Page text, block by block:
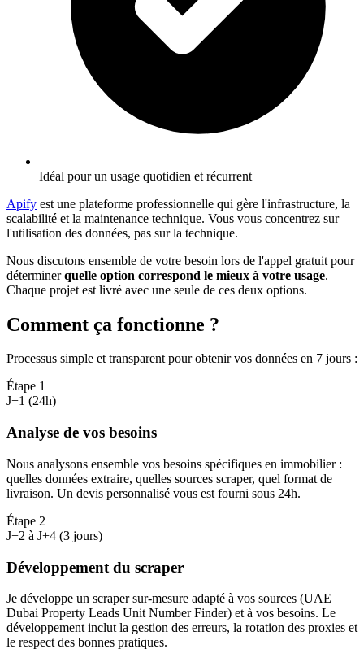
Idéal pour un usage quotidien et récurrent
Apify est une plateforme professionnelle qui gère l'infrastructure, la
scalabilité et la maintenance technique. Vous vous concentrez sur
l'utilisation des données, pas sur la technique.
Nous discutons ensemble de votre besoin lors de l'appel gratuit pour
déterminerquelle option correspond le mieux à votre usage.
Chaque projet est livré avec une seule de ces deux options.
Comment ça fonctionne ?
Processus simple et transparent pour obtenir vos données en 7 jours :
Étape 1
J+1 (24h)
Analyse de vos besoins
Nous analysons ensemble vos besoins spécifiques en immobilier :
quelles données extraire, quelles sources scraper, quel format de
livraison. Un devis personnalisé vous est fourni sous 24h.
Étape 2
J+2 à J+4 (3 jours)
Développement du scraper
Je développe un scraper sur-mesure adapté à vos sources (UAE
Dubai Property Leads Unit Number Finder) et à vos besoins. Le
développement inclut la gestion des erreurs, la rotation des proxies et
le respect des bonnes pratiques.